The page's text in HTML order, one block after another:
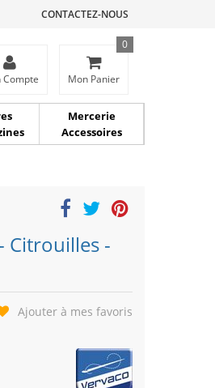
CONTACTEZ-NOUS
Compte Mon Panier
0
Mercerie
Accessoires
Citrouilles -
Ajouter à mes favoris